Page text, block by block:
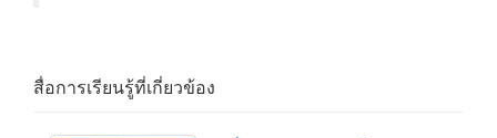
สื่อการเรียนรู้ที่เกี่ยวข้อง